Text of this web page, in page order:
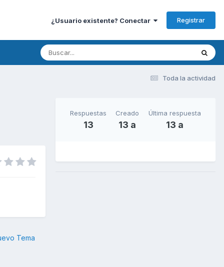
¿Usuario existente? Conectar Registrar
Toda la actividad
Tema
Respuestas
13
Creado
13 a
Última respuesta
13 a